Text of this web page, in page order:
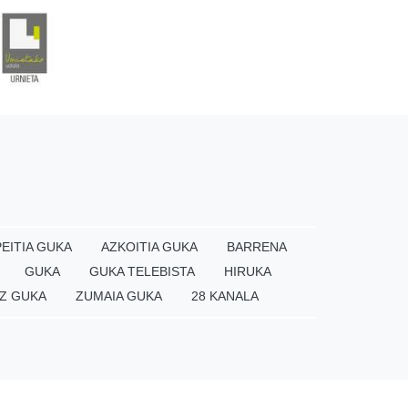
GUKA AZKOITIA GUKA
BARRENA
GUKA GUKA TELEBISTA
HIRUKA
GUKA ZUMAIA GUKA 28 KANALA